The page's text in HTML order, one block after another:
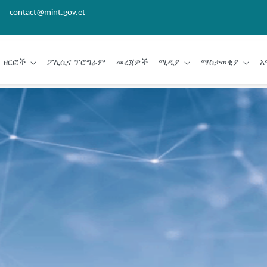
contact@mint.gov.et
ዘርፎች ፖሊሲና ፕሮግራም መረጃዎች ሚዲያ ማስታወቂያ